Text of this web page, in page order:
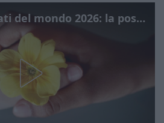
I Paesi più educati del mondo 2026: la posizione dell'Italia sorprende